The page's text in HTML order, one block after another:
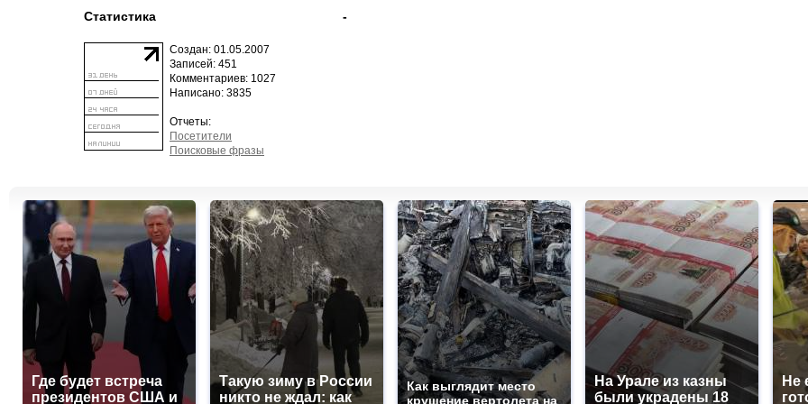
-
Статистика
Создан: 01.05.2007
Записей: 451
Комментариев: 1027
Написано: 3835
Отчеты:
Посетители
Поисковые фразы
Где будет встреча
президентов США и
Такую зиму в России
никто не ждал: как
Как выглядит место
крушение вертолета на
На Урале из казны
были украдены 18
Не